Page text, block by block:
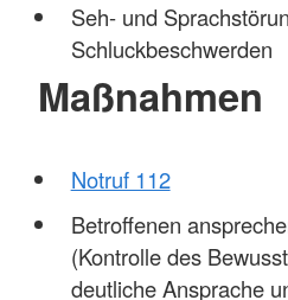
Seh- und
Schluckbeschwerden
Maßnahmen
Notruf 112
Betroffenen
(Kontrolle des
deutliche Ansprache